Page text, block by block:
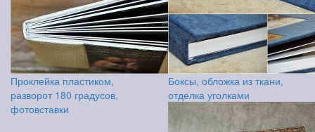
Проклейка пластиком,
разворот 180 градусов,
фотовставки
Боксы, обложка из ткани,
отделка уголками